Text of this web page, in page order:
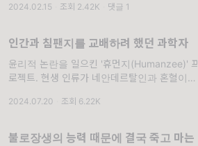
습니다. 소리를 전달하기 위해서는 매질이 필요
2024.02.15 조회 2.42K 댓글 1
인간과 침팬지를 교배하려 했던 과학자
윤리적 논란을 일으킨 '휴먼지(Humanzee)' 프
로젝트. 현생 인류가 네안데르탈인과 혼혈이라
이 아니라 고작 100년 전에, 현생 인류의 새로
의
2024.07.20 조회 6.22K
불로장생의 능력 때문에 결국 죽고 마는